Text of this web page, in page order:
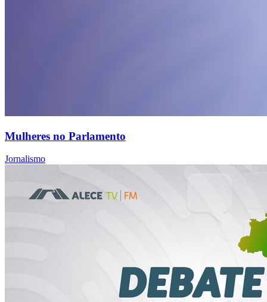
Mulheres no Parlamento
Jornalismo